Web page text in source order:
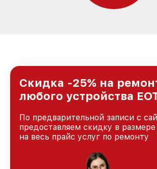
Скидка -25% на
любого устройства
По предварительной записи с
предоставляем скидку в
на весь прайс услуг по ремонту